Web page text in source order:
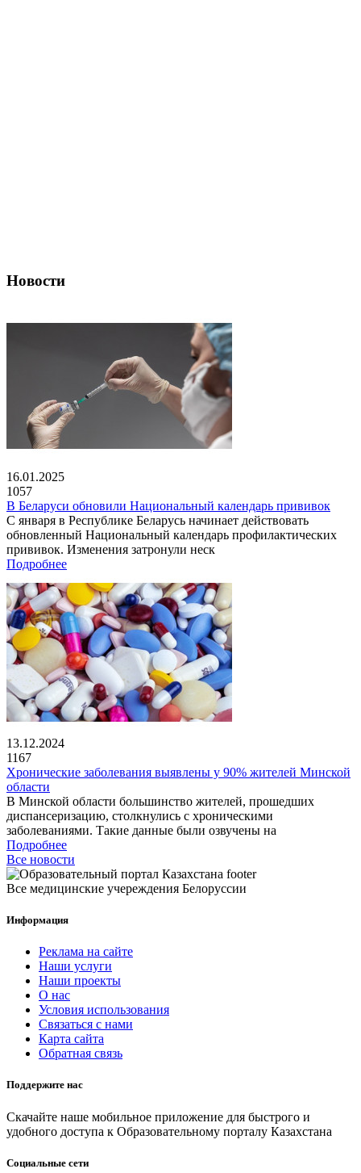
Новости
16.01.2025
1057
В Беларуси обновили Национальный календарь прививок
С января в Республике Беларусь начинает действовать
обновленный Национальный календарь профилактических
прививок. Изменения затронули неск
Подробнее
13.12.2024
1167
Хронические заболевания выявлены у 90% жителей Минской
области
В Минской области большинство жителей, прошедших
диспансеризацию, столкнулись с хроническими
заболеваниями. Такие данные были озвучены на
Подробнее
Все новости
Все медицинские учереждения Белоруссии
Информация
Реклама на сайте
Наши услуги
Наши проекты
О нас
Условия использования
Связаться с нами
Карта сайта
Обратная связь
Поддержите нас
Скачайте наше мобильное приложение для быстрого и
удобного доступа к Образовательному порталу Казахстана
Социальные сети